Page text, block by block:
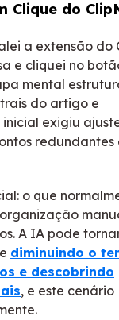
Clique do
a extensão do
e cliquei no
mental
do artigo e
exigiu
redundantes
o que
A IA pode
diminuindo o
e descobrindo
, e este cenário